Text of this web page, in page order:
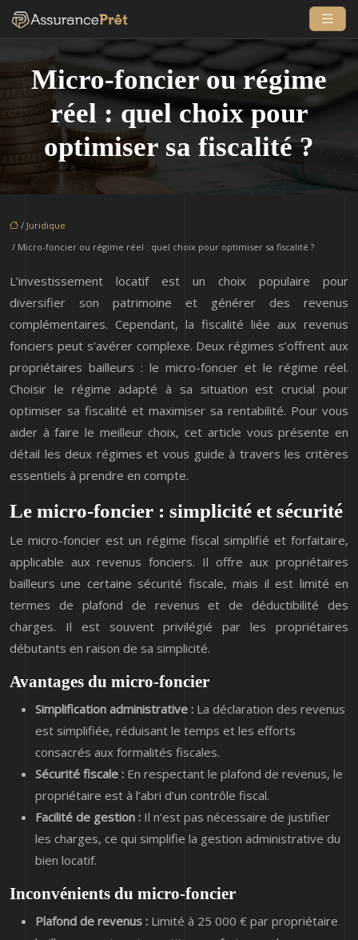
Micro-foncier ou régime
réel : quel choix pour
optimiser sa fiscalité ?
/ Juridique
/ Micro-foncier ou régime réel : quel choix pour optimiser sa fiscalité ?
L’investissement locatif est un choix populaire pour
diversifier son patrimoine et générer des revenus
complémentaires. Cependant, la fiscalité liée aux revenus
fonciers peut s’avérer complexe. Deux régimes s’offrent aux
propriétaires bailleurs : le micro-foncier et le régime réel.
Choisir le régime adapté à sa situation est crucial pour
optimiser sa fiscalité et maximiser sa rentabilité. Pour vous
aider à faire le meilleur choix, cet article vous présente en
détail les deux régimes et vous guide à travers les critères
essentiels à prendre en compte.
Le micro-foncier : simplicité et sécurité
Le micro-foncier est un régime fiscal simplifié et forfaitaire,
applicable aux revenus fonciers. Il offre aux propriétaires
bailleurs une certaine sécurité fiscale, mais il est limité en
termes de plafond de revenus et de déductibilité des
charges. Il est souvent privilégié par les propriétaires
débutants en raison de sa simplicité.
Avantages du micro-foncier
Simplification administrative : La déclaration des revenus
est simplifiée, réduisant le temps et les efforts
consacrés aux formalités fiscales.
Sécurité fiscale : En respectant le plafond de revenus, le
propriétaire est à l’abri d’un contrôle fiscal.
Facilité de gestion : Il n’est pas nécessaire de justifier
les charges, ce qui simplifie la gestion administrative du
bien locatif.
Inconvénients du micro-foncier
Plafond de revenus : Limité à 25 000 € par propriétaire